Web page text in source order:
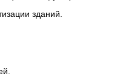
зданий.